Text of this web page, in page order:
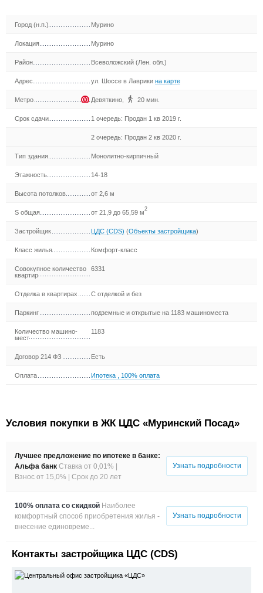
Город (н.п.) Мурино
Локация Мурино
Район Всеволожский (Лен. обл.)
Адрес ул. Шоссе в Лаврикина карте
Метро Девяткино 20 мин.
Срок сдачи 1 очередь: Продан 1 кв 2019 г.
2 очередь: Продан 2 кв 2020 г.
Тип здания Монолитно-кирпичный
Этажность 14-18
Высота потолков от 2,6 м
S общая от 21,9 до 65,59 м2
Застройщик ЦДС (CDS) (Объекты застройщика)
Класс жилья Комфорт-класс
Совокупное количество
квартир
6331
Отделка в квартирах С отделкой и без
Паркинг подземные и открытые на 1183 машиноместа
Количество машино-
мест
1183
Договор 214 ФЗ Есть
Оплата Ипотека 100% оплата
Условия покупки в ЖК ЦДС «Муринский Посад»
Лучшее предложение по ипотеке в банке:
Альфа банк Ставка от 0,01% |
Взнос от 15,0% | Срок до 20 лет
Узнать подробности
100% оплата со скидкой Наиболее
комфортный способ приобретения жилья -
внесение единовреме...
Узнать подробности
Контакты застройщика ЦДС (CDS)